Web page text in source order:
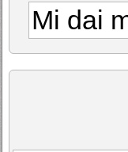
Mi dai